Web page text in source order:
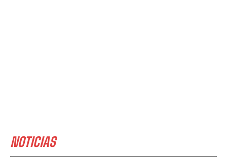
NOTICIAS